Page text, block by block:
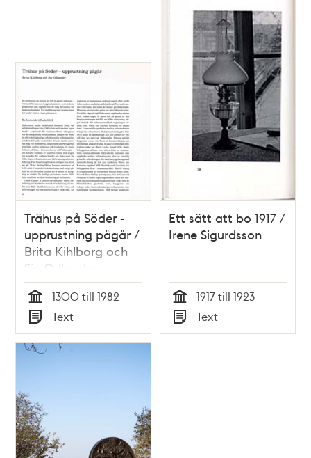
Trähus på Söder -
upprustning pågår /
Brita Kihlborg och
Siv Odlander
Tid
1300 till 1982
Typ
Text
Ett sätt att bo 1917 /
Irene Sigurdsson
Tid
1917 till 1923
Typ
Text